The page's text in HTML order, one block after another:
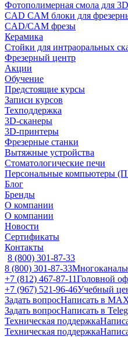
Фотополимерная смола для
CAD CAM блоки для
CAD/CAM фрезы
Керамика
Стойки для интраоральных
Фрезерный центр
Акции
Обучение
Предстоящие курсы
Записи курсов
Техподдержка
3D-сканеры
3D-принтеры
Фрезерные станки
Вытяжные устройства
Стоматологические печи
Персональные компьютеры
Блог
Бренды
О компании
О компании
Новости
Сертификаты
Контакты
8 (800) 301-87-33
8 (800) 301-87-33
+7 (812) 467-87-11Головной
+7 (967) 521-96-46Учебный
Задать вопросНаписать в
Задать вопросНаписать в
Техническая поддержка
Техническая поддержка